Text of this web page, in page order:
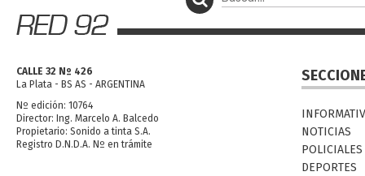
CALLE 32 Nº 426
La Plata - BS AS - ARGENTINA
Nº edición: 10764
Director: Ing. Marcelo A. Balcedo
Propietario: Sonido a tinta S.A.
Registro D.N.D.A. Nº en trámite
NOTICIAS
POLICIALES
DEPORTES